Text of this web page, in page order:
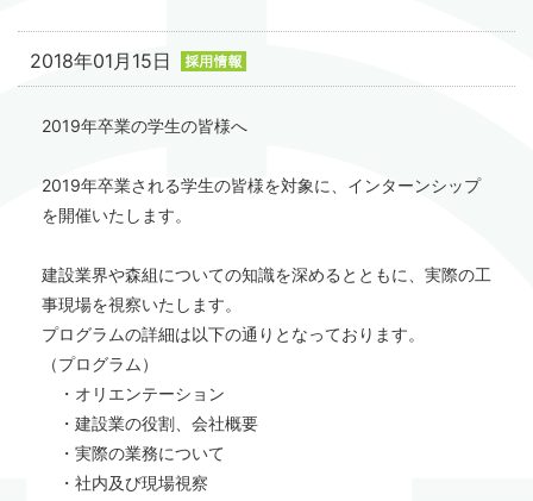
2018年01月15日
2019年卒業の学生の皆様へ
2019年卒業される学生の皆様を対象に、インターンシップ
を開催いたします。
建設業界や森組についての知識を深めるとともに、実際の工
事現場を視察いたします。
プログラムの詳細は以下の通りとなっております。
（プログラム）
・オリエンテーション
・建設業の役割、会社概要
・実際の業務について
・社内及び現場視察